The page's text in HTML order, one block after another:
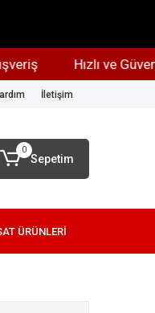
Hızlı ve Güvenilir
İletişim
0
Sepetim
ÜRÜNLERİ